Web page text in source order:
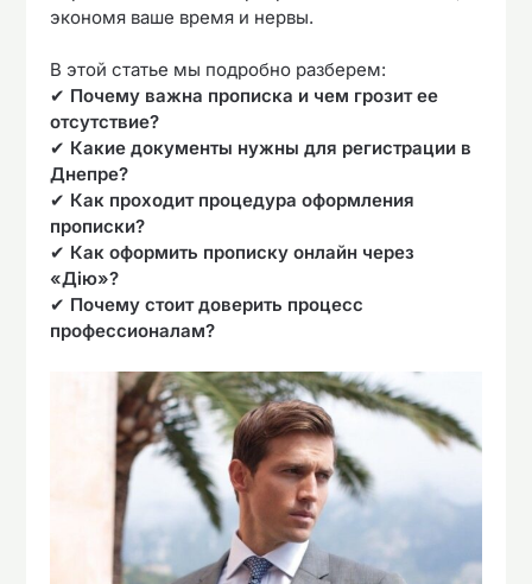
экономя ваше время и нервы.
В этой статье мы подробно разберем:
✔ Почему важна прописка и чем грозит ее
отсутствие?
✔ Какие документы нужны для регистрации в
Днепре?
✔ Как проходит процедура оформления
прописки?
✔ Как оформить прописку онлайн через
«Дію»?
✔ Почему стоит доверить процесс
профессионалам?